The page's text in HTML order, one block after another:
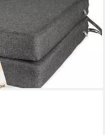
"HAVANA" viele